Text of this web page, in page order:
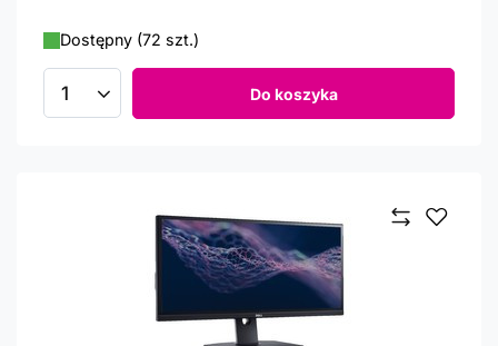
Dostępny (72 szt.)
Ilość produktów Do koszyka